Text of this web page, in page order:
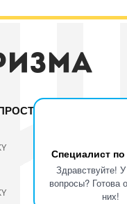
Специалист
Здравствуйте!
вопросы? Готова
них!